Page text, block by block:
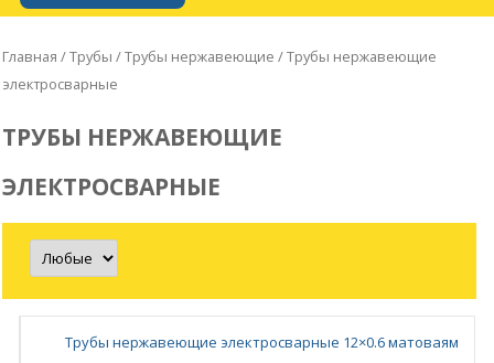
Главная /Трубы /Трубы нержавеющие / Трубы нержавеющие
электросварные
ТРУБЫ НЕРЖАВЕЮЩИЕ
ЭЛЕКТРОСВАРНЫЕ
Трубы нержавеющие электросварные 12×0.6 матоваям